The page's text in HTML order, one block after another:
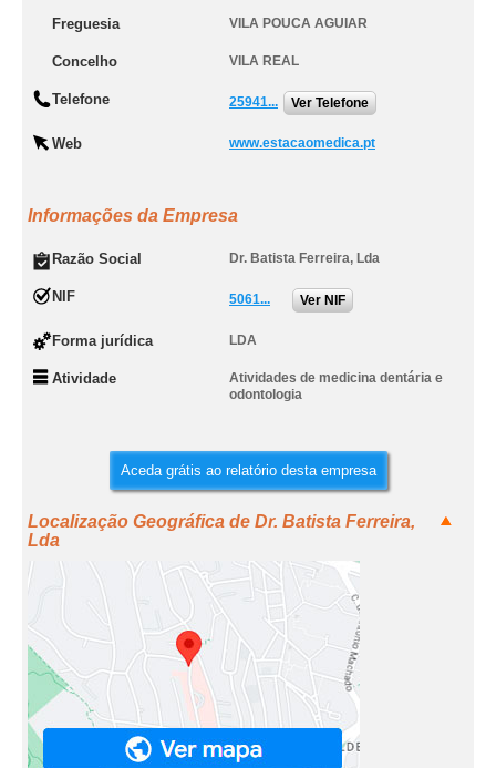
Freguesia VILA POUCA AGUIAR
Concelho VILA REAL
Telefone 25941... Ver Telefone
Web www.estacaomedica.pt
Informações da Empresa
Razão Social Dr. Batista Ferreira, Lda
NIF 5061... Ver NIF
Forma jurídica LDA
Atividade
Atividades de medicina dentária e
odontologia
Aceda grátis ao relatório desta empresa
Localização Geográfica de Dr. Batista Ferreira,
Lda